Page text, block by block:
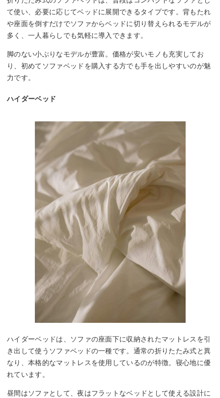
て使い、必要に応じてベッドに展開できるタイプです。背もたれ
や座面を倒すだけでソファからベッドに切り替えられるモデルが
多く、一人暮らしでも気軽に導入できます。
脚のない小ぶりなモデルが豊富。価格が安いモノも充実してお
り、初めてソファベッドを購入する方でも手を出しやすいのが魅
力です。
ハイダーベッド
ハイダーベッドは、ソファの座面下に収納されたマットレスを引
き出して使うソファベッドの一種です。通常の折りたたみ式と異
なり、本格的なマットレスを使用しているのが特徴。寝心地に優
れています。
昼間はソファとして、夜はフラットなベッドとして使える設計に